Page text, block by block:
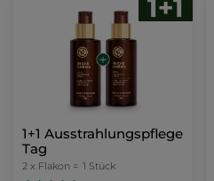
1+1 Ausstrahlungspflege
Tag
2 x Flakon = 1 Stück